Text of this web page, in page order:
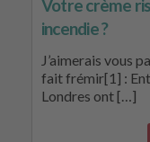
Votre crème
incendie ?
J’aimerais vous
fait frémir[1] :
Londres ont […]